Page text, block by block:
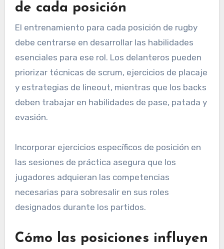
de cada posición
El entrenamiento para cada posición de rugby
debe centrarse en desarrollar las habilidades
esenciales para ese rol. Los delanteros pueden
priorizar técnicas de scrum, ejercicios de placaje
y estrategias de lineout, mientras que los backs
deben trabajar en habilidades de pase, patada y
evasión.
Incorporar ejercicios específicos de posición en
las sesiones de práctica asegura que los
jugadores adquieran las competencias
necesarias para sobresalir en sus roles
designados durante los partidos.
Cómo las posiciones influyen